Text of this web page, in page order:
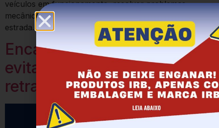
veículos em funcionamento, resolver problemas
mecânicos e garantir segurança para quem está na
estrada. Foi pensando […]
Encaixe Perfeito: como
evitar erro de montagem e
retrabalho na oficina